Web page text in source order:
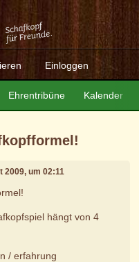
Einloggen
Ehrentribüne Kalender
2009, um 02:11
hängt von 4
/ erfahrung